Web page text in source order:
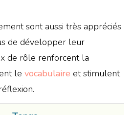
sont aussi très appréciés
de développer leur
de rôle renforcent la
levocabulaire et stimulent